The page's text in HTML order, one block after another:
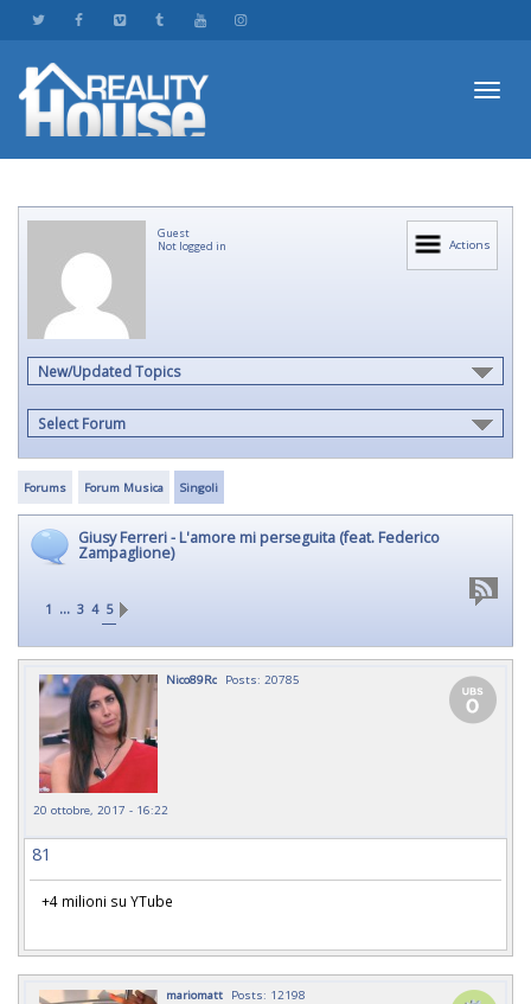
Actions
Guest
Not logged in
New/Updated Topics
Select Forum
Forums Forum Musica Singoli
Giusy Ferreri - L'amore mi perseguita (feat. Federico
Zampaglione)
1 ... 3 4 5
Nico89Rc Posts: 20785
20 ottobre, 2017 - 16:22
81
+4 milioni su YTube
mariomatt Posts: 12198